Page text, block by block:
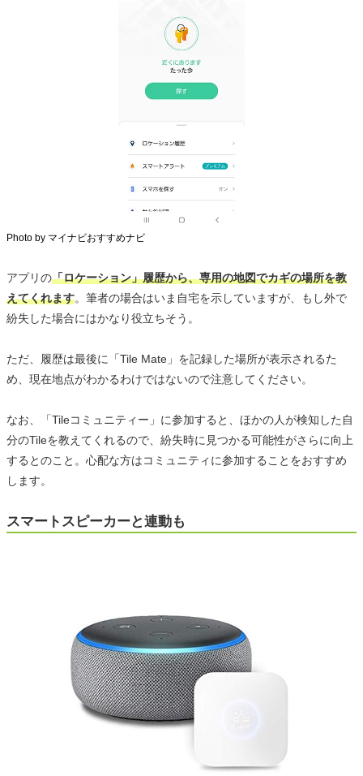
Photo by マイナビおすすめナビ
アプリの「ロケーション」履歴から、専用の地図でカギの場所を教
えてくれます。筆者の場合はいま自宅を示していますが、もし外で
紛失した場合にはかなり役立ちそう。
ただ、履歴は最後に「Tile Mate」を記録した場所が表示されるた
め、現在地点がわかるわけではないので注意してください。
なお、「Tileコミュニティー」に参加すると、ほかの人が検知した自
分のTileを教えてくれるので、紛失時に見つかる可能性がさらに向上
するとのこと。心配な方はコミュニティに参加することをおすすめ
します。
スマートスピーカーと連動も